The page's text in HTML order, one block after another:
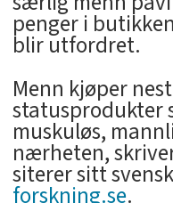
penger i
blir utfordret.
Menn kjøper
statusprodukter
muskuløs,
nærheten,
siterer sitt
forskning.se.